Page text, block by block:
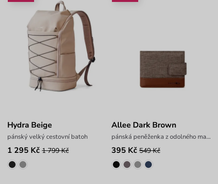
Hydra Beige
pánský velký cestovní batoh
1 295 Kč 1 799 Kč
Allee Dark Brown
pánská peněženka z odolného materiálu
395 Kč 549 Kč